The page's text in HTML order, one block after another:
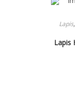
Lapis,
Lapis